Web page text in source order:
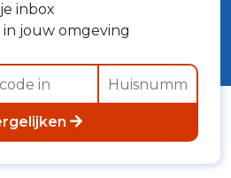
inbox
jouw omgeving